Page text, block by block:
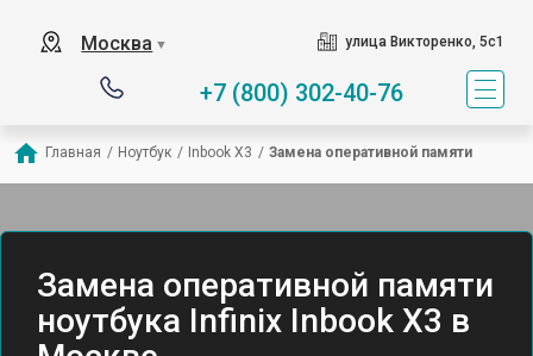
Москва ▼ улица Викторенко, 5с1
+7 (800) 302-40-76
Главная / Ноутбук / Inbook X3 / Замена оперативной памяти
Замена оперативной памяти
ноутбука Infinix Inbook X3 в